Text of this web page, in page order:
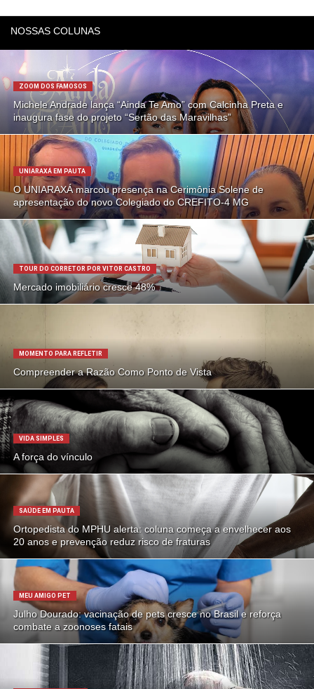
NOSSAS COLUNAS
ZOOM DOS FAMOSOS
Michele Andrade lança “Ainda Te Amo” com Calcinha Preta e
inaugura fase do projeto “Sertão das Maravilhas”
UNIARAXÁ EM PAUTA
O UNIARAXÁ marcou presença na Cerimônia Solene de
apresentação do novo Colegiado do CREFITO-4 MG
TOUR DO CORRETOR POR VITOR CASTRO
Mercado imobiliário cresce 48%
MOMENTO PARA REFLETIR
Compreender a Razão Como Ponto de Vista
VIDA SIMPLES
A força do vínculo
SAÚDE EM PAUTA
Ortopedista do MPHU alerta: coluna começa a envelhecer aos
20 anos e prevenção reduz risco de fraturas
MEU AMIGO PET
Julho Dourado: vacinação de pets cresce no Brasil e reforça
combate a zoonoses fatais